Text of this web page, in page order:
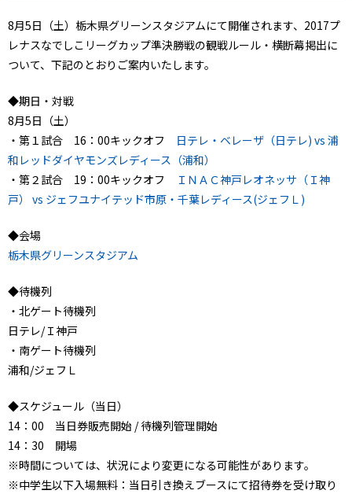
8月5日（土）栃木県グリーンスタジアムにて開催されます、2017プ
レナスなでしこリーグカップ準決勝戦の観戦ルール・横断幕掲出に
ついて、下記のとおりご案内いたします。
◆期日・対戦
8月5日（土）
・第１試合 16：00キックオフ 日テレ・ベレーザ（日テレ) vs 浦
和レッドダイヤモンズレディース（浦和）
・第２試合 19：00キックオフ
ＩＮＡＣ神戸レオネッサ（Ｉ神
戸） vs ジェフユナイテッド市原・千葉レディース(ジェフＬ)
◆会場
栃木県グリーンスタジアム
◆待機列
・北ゲート待機列
日テレ/Ｉ神戸
・南ゲート待機列
浦和/ジェフＬ
◆スケジュール（当日）
14：00 当日券販売開始 / 待機列管理開始
14：30 開場
※時間については、状況により変更になる可能性があります。
※中学生以下入場無料：当日引き換えブースにて招待券を受け取り